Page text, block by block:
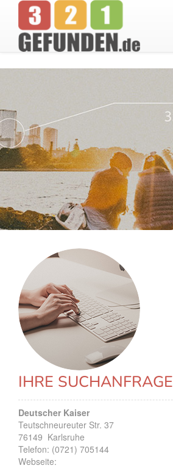
IHRE SUCHANFRAGE
Deutscher Kaiser
Teutschneureuter Str. 37
76149 Karlsruhe
Telefon: (0721) 705144
Webseite: